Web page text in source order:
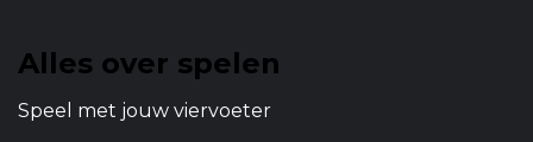
Alles over spelen
Speel met jouw viervoeter